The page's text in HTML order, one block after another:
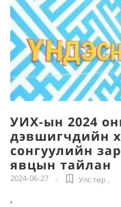
УИХ-ын 2024
дэвшигчдийн
сонгуулийн
явцын тайлан
2024-06-27 Улс төр ,
,